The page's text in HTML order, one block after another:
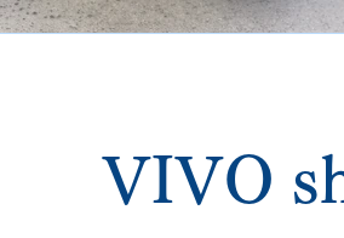
VIVO